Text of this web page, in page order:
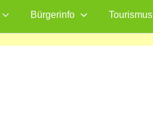
Bürgerinfo Tourismus